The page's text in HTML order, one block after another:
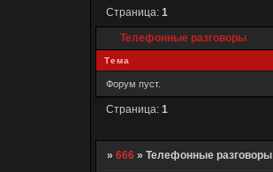
Телефонные разговоры
Страница: 1
Тема
Форум пуст.
Страница: 1
» 666 » Телефонные разговоры